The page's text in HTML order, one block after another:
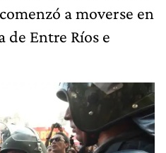
a moverse en
de Entre Ríos e